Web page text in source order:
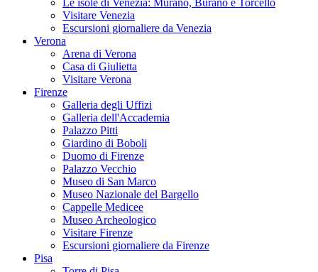
Le isole di Venezia: Murano, Burano e Torcello
Visitare Venezia
Escursioni giornaliere da Venezia
Verona
Arena di Verona
Casa di Giulietta
Visitare Verona
Firenze
Galleria degli Uffizi
Galleria dell'Accademia
Palazzo Pitti
Giardino di Boboli
Duomo di Firenze
Palazzo Vecchio
Museo di San Marco
Museo Nazionale del Bargello
Cappelle Medicee
Museo Archeologico
Visitare Firenze
Escursioni giornaliere da Firenze
Pisa